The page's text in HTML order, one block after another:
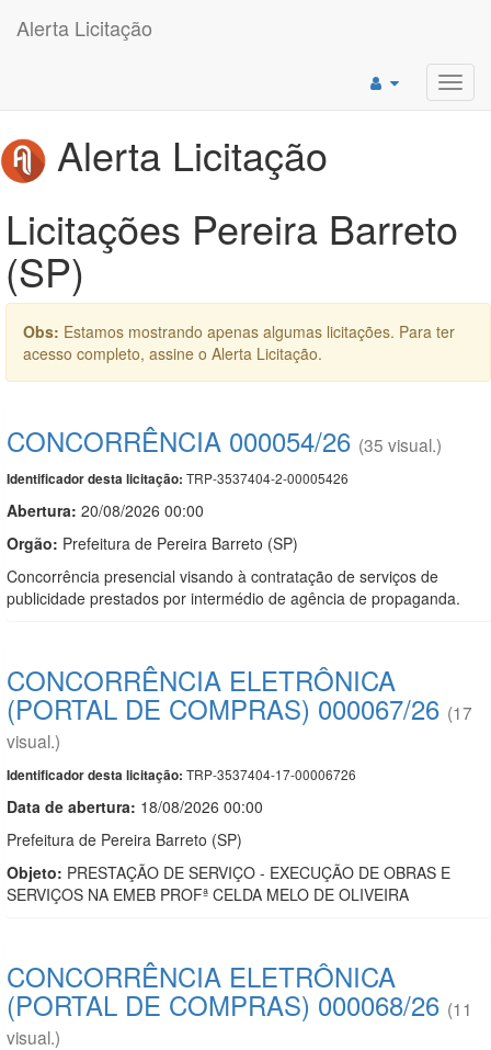
Alerta Licitação
Alerta Licitação
Licitações Pereira Barreto
(SP)
Obs: Estamos mostrando apenas algumas licitações. Para ter
acesso completo, assine o Alerta Licitação.
CONCORRÊNCIA 000054/26 (35 visual.)
Identificador desta licitação: TRP-3537404-2-00005426
Abertura: 20/08/2026 00:00
Orgão: Prefeitura de Pereira Barreto (SP)
Concorrência presencial visando à contratação de serviços de
publicidade prestados por intermédio de agência de propaganda.
CONCORRÊNCIA ELETRÔNICA
(PORTAL DE COMPRAS) 000067/26 (17
visual.)
Identificador desta licitação: TRP-3537404-17-00006726
Data de abertura: 18/08/2026 00:00
Prefeitura de Pereira Barreto (SP)
Objeto: PRESTAÇÃO DE SERVIÇO - EXECUÇÃO DE OBRAS E
SERVIÇOS NA EMEB PROFª CELDA MELO DE OLIVEIRA
CONCORRÊNCIA ELETRÔNICA
(PORTAL DE COMPRAS) 000068/26 (11
visual.)